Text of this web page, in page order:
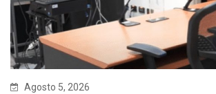
Agosto 5, 2026